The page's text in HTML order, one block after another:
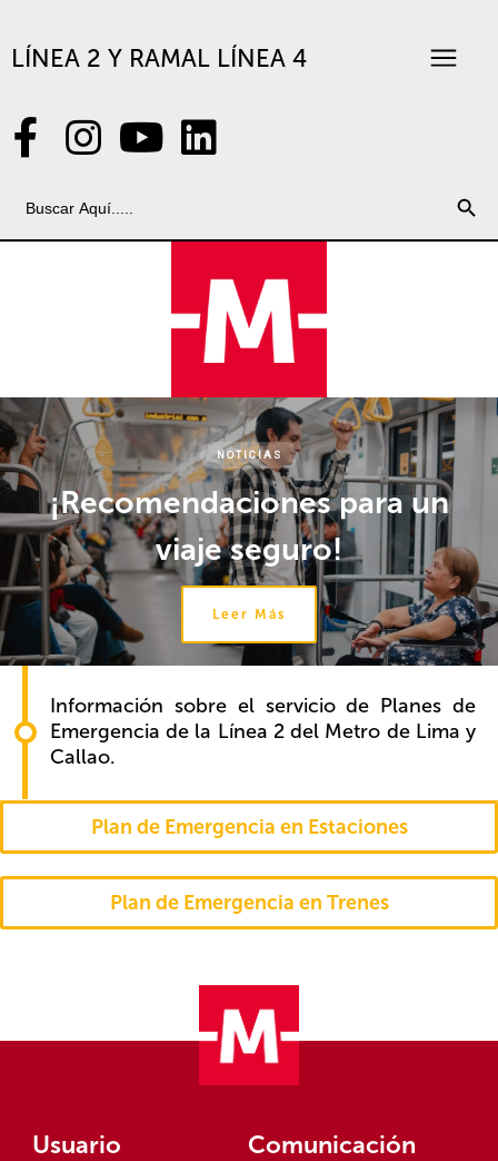
LÍNEA 2 Y RAMAL LÍNEA 4
for:
NOTICIAS
¡Recomendaciones para un
viaje seguro!
Leer Más
Información sobre el servicio de Planes de
Emergencia de la Línea 2 del Metro de Lima y
Callao.
Plan de Emergencia en Estaciones
Plan de Emergencia en Trenes
Usuario Comunicación